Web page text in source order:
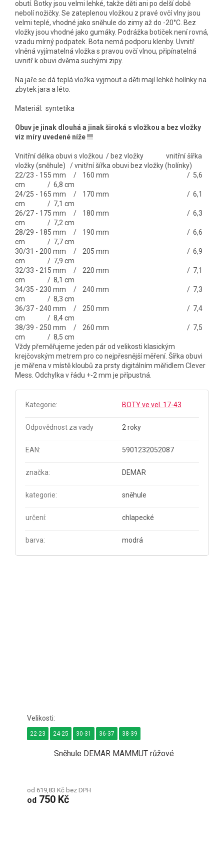
obutí. Botky jsou velmi lehké, takže děti ani po delší době
nebolí nožičky. Se zateplenou vložkou z pravé ovčí vlny jsou
velmi teplé, vhodné jako sněhule do zimy až do -20°C. Bez
vložky jsou vhodné jako gumáky. Podrážka botiček není rovná,
vzadu mírný podpatek. Bota nemá podporu klenby. Uvnitř
vlněná vyjímatelná vložka s pravou ovčí vlnou, připínatelná
uvnitř k obuvi dvěma suchými zipy.
Na jaře se dá teplá vložka vyjmout a děti mají lehké holínky na
zbytek jara a léto.
Materiál: syntetika
Obuv je jinak dlouhá a jinak široká s vložkou a bez vložky
viz míry uvedené níže !!!
Vnitřní délka obuvi s vložkou / bez vložky vnitřní šířka
vložky (sněhule) / vnitřní šířka obuvi bez vložky (holínky)
22/23 - 155 mm / 160 mm / 5,6
cm / 6,8 cm
24/25 - 165 mm / 170 mm / 6,1
cm / 7,1 cm
26/27 - 175 mm / 180 mm / 6,3
cm / 7,2 cm
28/29 - 185 mm / 190 mm / 6,6
cm / 7,7 cm
30/31 - 200 mm / 205 mm / 6,9
cm / 7,9 cm
32/33 - 215 mm / 220 mm / 7,1
cm / 8,1 cm
34/35 - 230 mm / 240 mm / 7,3
cm / 8,3 cm
36/37 - 240 mm / 250 mm / 7,4
cm / 8,4 cm
38/39 - 250 mm / 260 mm / 7,5
cm / 8,5 cm
Vždy přeměřujeme jeden pár od velikosti klasickým
krejčovským metrem pro co nejpřesnější měření. Šířka obuvi
je měřena v místě kloubů za prsty digitálním měřidlem Clever
Mess. Odchylka v řádu +-2 mm je přípustná.
Kategorie: BOTY ve vel. 17-43
Odpovědnost za vady 2 roky
EAN: 5901232052087
značka: DEMAR
kategorie: sněhule
určení: chlapecké
barva: modrá
Sněhule DEMAR MAMMUT růžové
od 619,83 Kč bez DPH
od 750 Kč
22-23 24-25 30-31 36-37 38-39